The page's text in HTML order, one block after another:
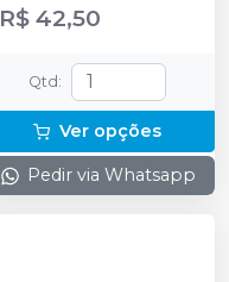
R$ 42,50
Qtd :
Ver opções
Pedir via Whatsapp